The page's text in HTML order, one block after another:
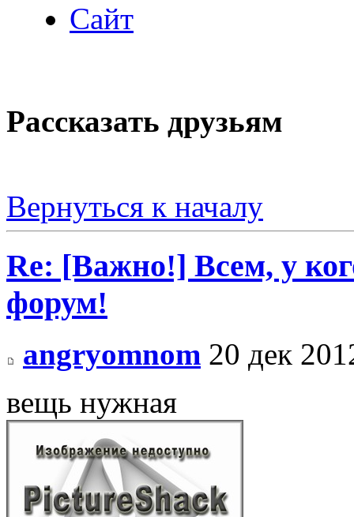
Сайт
Рассказать друзьям
Вернуться к началу
Re: [Важно!] Всем, у
форум!
angryomnom 20 дек
вещь нужная